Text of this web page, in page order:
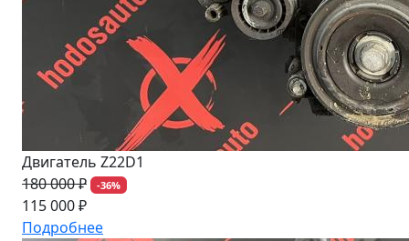
Двигатель Z22D1
180 000 ₽
-36%
115 000 ₽
Подробнее